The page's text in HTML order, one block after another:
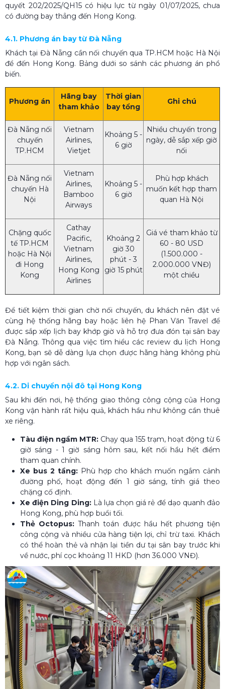
quyết 202/2025/QH15 có hiệu lực từ ngày 01/07/2025, chưa
có đường bay thẳng đến Hong Kong.
4.1. Phương án bay từ Đà Nẵng
Khách tại Đà Nẵng cần nối chuyến qua TP.HCM hoặc Hà Nội
để đến Hong Kong. Bảng dưới so sánh các phương án phổ
biến.
Phương án
Hãng bay
tham khảo
Thời gian
bay tổng
Ghi chú
Đà Nẵng nối
chuyến
TP.HCM
Vietnam
Airlines,
Vietjet
Khoảng 5 -
6 giờ
Nhiều chuyến trong
ngày, dễ sắp xếp giờ
nối
Đà Nẵng nối
chuyến Hà
Nội
Vietnam
Airlines,
Bamboo
Airways
Khoảng 5 -
6 giờ
Phù hợp khách
muốn kết hợp tham
quan Hà Nội
Chặng quốc
tế TP.HCM
hoặc Hà Nội
đi Hong
Kong
Cathay
Pacific,
Vietnam
Airlines,
Hong Kong
Airlines
Khoảng 2
giờ 30
phút - 3
giờ 15 phút
Giá vé tham khảo từ
60 - 80 USD
(1.500.000 -
2.000.000 VNĐ)
một chiều
Để tiết kiệm thời gian chờ nối chuyến, du khách nên đặt vé
cùng hệ thống hãng bay hoặc liên hệ Phan Văn Travel để
được sắp xếp lịch bay khớp giờ và hỗ trợ đưa đón tại sân bay
Đà Nẵng. Thông qua việc tìm hiểu các review du lịch Hong
Kong, bạn sẽ dễ dàng lựa chọn được hãng hàng không phù
hợp với ngân sách.
4.2. Di chuyển nội đô tại Hong Kong
Sau khi đến nơi, hệ thống giao thông công cộng của Hong
Kong vận hành rất hiệu quả, khách hầu như không cần thuê
xe riêng.
Tàu điện ngầm MTR: Chạy qua 155 trạm, hoạt động từ 6
giờ sáng - 1 giờ sáng hôm sau, kết nối hầu hết điểm
tham quan chính.
Xe bus 2 tầng: Phù hợp cho khách muốn ngắm cảnh
đường phố, hoạt động đến 1 giờ sáng, tính giá theo
chặng cố định.
Xe điện Ding Ding: Là lựa chọn giá rẻ để dạo quanh đảo
Hong Kong, phù hợp buổi tối.
Thẻ Octopus: Thanh toán được hầu hết phương tiện
công cộng và nhiều cửa hàng tiện lợi, chỉ trừ taxi. Khách
có thể hoàn thẻ và nhận lại tiền dư tại sân bay trước khi
về nước, phí cọc khoảng 11 HKD (hơn 36.000 VNĐ).